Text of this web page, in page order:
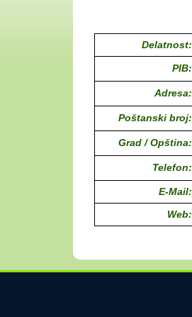
Delatnost:
PIB:
Adresa:
Poštanski broj:
Grad / Opština:
Telefon:
E-Mail:
Web: